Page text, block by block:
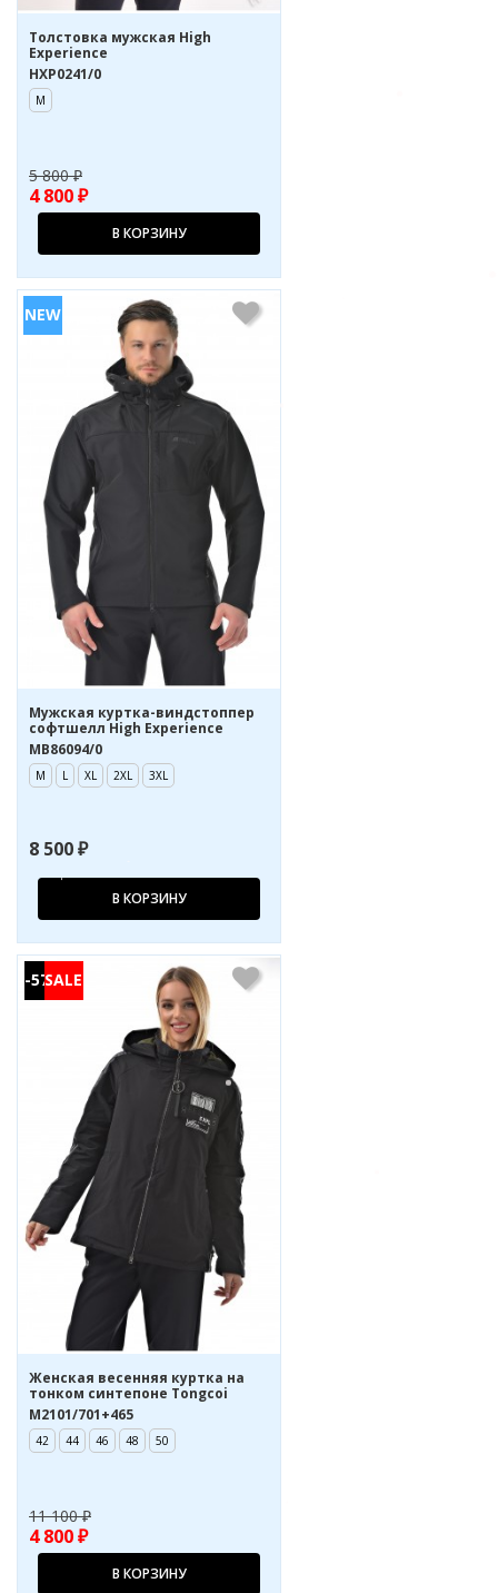
Толстовка мужская High
Experience
HXP0241/0
M
5 800 ₽
4 800 ₽
В КОРЗИНУ
Мужская куртка-виндстоппер
софтшелл High Experience
MB86094/0
M L XL 2XL 3XL
8 500 ₽
В КОРЗИНУ
-57%
Женская весенняя куртка на
тонком синтепоне Tongcoi
M2101/701+465
42 44 46 48 50
11 100 ₽
4 800 ₽
В КОРЗИНУ